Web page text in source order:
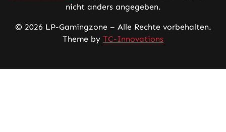
nicht anders angegeben.
© 2026 LP-Gamingzone – Alle Rechte vorbehalten.
Theme by TC-Innovations